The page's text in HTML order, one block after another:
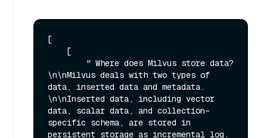
[
\n\nMilvus deals with two types of
data, inserted data and metadata.
\n\nInserted data, including vector
data, scalar data, and collection-
specific schema, are stored in
persistent storage as incremental log.